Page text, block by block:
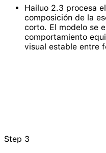
Hailuo 2.3 procesa
composición de la
corto. El modelo se
comportamiento
visual estable entre
Step 3